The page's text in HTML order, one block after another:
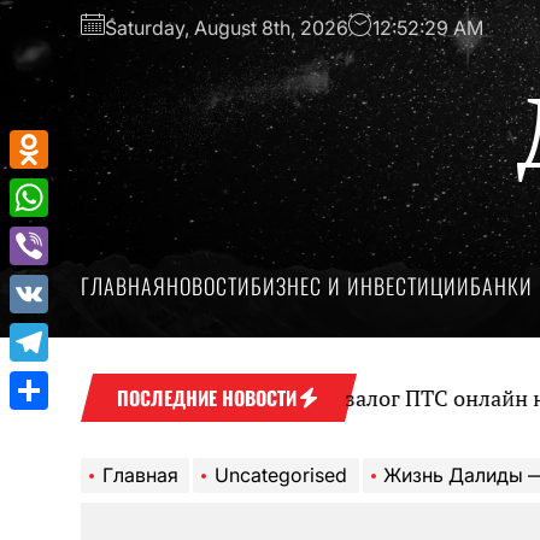
Перейти
содержимому
Saturday, August 8th, 2026 12:52:30 AM
ГЛАВНАЯНОВОСТИБИЗНЕС И ИНВЕСТИЦИИБАНКИ
ПОСЛЕДНИЕ НОВОСТИ
Оформление займа под залог ПТС онлайн на
Главная Uncategorised Жизнь Далиды — загадочная и
Odnoklassniki
WhatsApp
Viber
VK
Telegram
Отправить